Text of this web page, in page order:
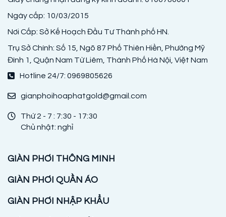
Ngày cấp: 10/03/2015
Nơi Cấp: Sở Kế Hoạch Đầu Tư Thành phố HN.
Trụ Sở Chính: Số 15, Ngõ 87 Phố Thiên Hiền, Phường Mỹ
Đình 1, Quận Nam Từ Liêm, Thành Phố Hà Nội, Việt Nam
Hotline 24/7: 0969805626
gianphoihoaphatgold@gmail.com
Thứ 2 - 7 : 7:30 - 17:30
Chủ nhật: nghỉ
GIÀN PHƠI THÔNG MINH
GIÀN PHƠI QUẦN ÁO
GIÀN PHƠI NHẬP KHẨU